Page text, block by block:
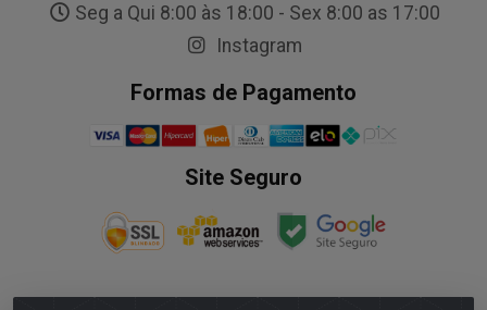
Seg a Qui 8:00 às 18:00 - Sex 8:00 as 17:00
Instagram
Formas de Pagamento
Site Seguro